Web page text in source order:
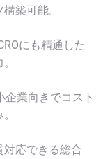
築可能。
にも精通した
企業向きでコスト
応できる総合